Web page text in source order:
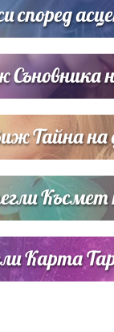
според
Тайна на
Късмет
Карта